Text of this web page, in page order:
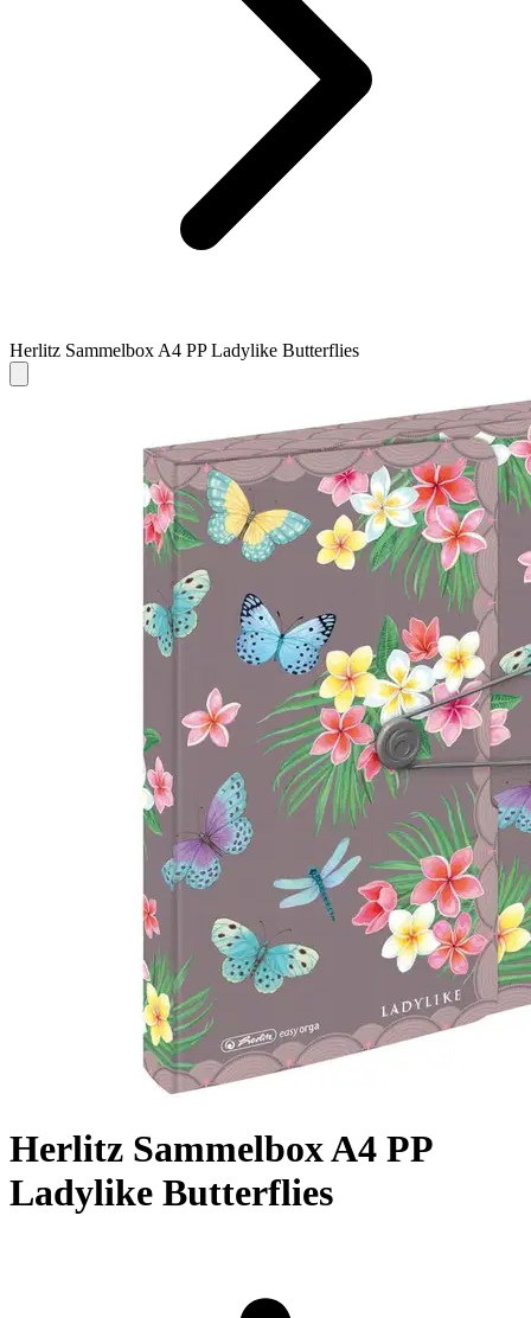
Herlitz Sammelbox A4 PP Ladylike Butterflies
Herlitz Sammelbox A4 PP
Ladylike Butterflies